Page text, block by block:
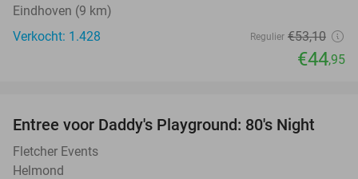
Eindhoven (9 km)
Verkocht: 1.428
Regulier €53,10
€44,95
45%
TODAY
Entree voor Daddy's Playground: 80's Night
Fletcher Events
Helmond